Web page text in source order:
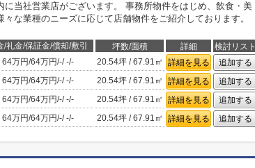
に当社営業店がございます。 事務所物件をはじめ、飲食・美
々な業種のニーズに応じて店舗物件をご紹介しております。
/礼金/保証金/償却/敷引 坪数/面積 詳細
検討リスト
64万円/64万円/-/-/- 20.54坪 / 67.91㎡ 詳細を見る
追加する
64万円/64万円/-/-/- 20.54坪 / 67.91㎡ 詳細を見る
追加する
64万円/64万円/-/-/- 20.54坪 / 67.91㎡ 詳細を見る
追加する
64万円/64万円/-/-/- 20.54坪 / 67.91㎡ 詳細を見る 追加する